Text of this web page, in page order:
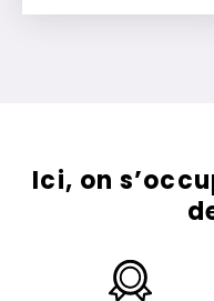
Ajouter à mon devis
Ici, on